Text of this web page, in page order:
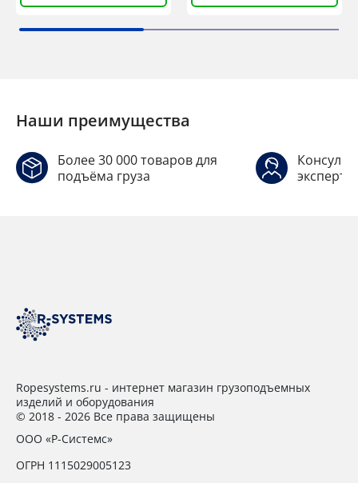
Наши преимущества
Более 30 000 товаров для
подъёма груза
Ropesystems.ru - интернет магазин грузоподъемных
изделий и оборудования
© 2018 - 2026 Все права защищены
ООО «Р-Системс»
ОГРН 1115029005123